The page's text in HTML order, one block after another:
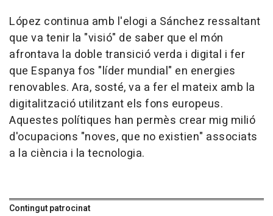
López continua amb l'elogi a Sánchez ressaltant
que va tenir la "visió" de saber que el món
afrontava la doble transició verda i digital i fer
que Espanya fos "líder mundial" en energies
renovables. Ara, sosté, va a fer el mateix amb la
digitalització utilitzant els fons europeus.
Aquestes polítiques han permès crear mig milió
d'ocupacions "noves, que no existien" associats
a la ciència i la tecnologia.
Contingut patrocinat